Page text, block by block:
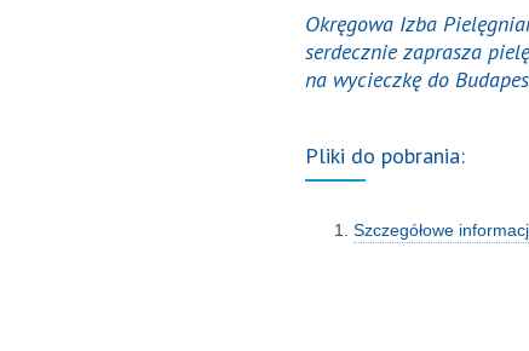
Okręgowa Izba
serdecznie zaprasza
na wycieczkę do
Pliki do pobrania:
Szczegółowe